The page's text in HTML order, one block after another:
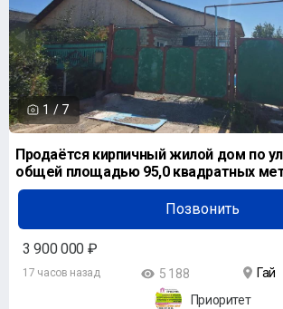
1 / 7
Продаётся кирпичный жилой дом по
общей площадью 95,0 квадратных
расположенн
Позвонить
3 900 000 ₽
17 часов назад 5 188
Гай
Приоритет